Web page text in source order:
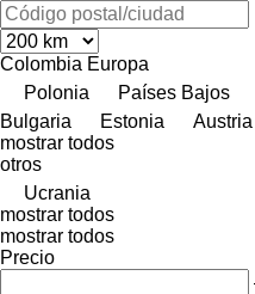
Colombia Europa
Polonia
Países Bajos
Bulgaria
Estonia Austria
mostrar todos
otros
Ucrania
mostrar todos
mostrar todos
Precio